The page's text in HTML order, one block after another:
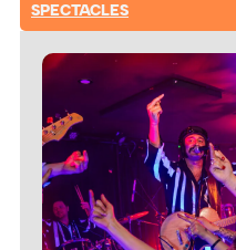
SPECTACLES